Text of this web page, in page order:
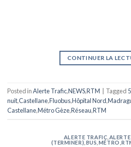
CONTINUER LA
Posted inAlerte Trafic,NEWS,RTM Tagged
nuit,Castellane,Fluobus,Hôpital Nord,
Castellane,Métro Gèze,Réseau,RTM
ALERTE TRAFIC
(TERMINER) BUS MÉTRO ,